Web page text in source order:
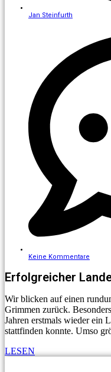
Jan Steinfurth
Keine Kommentare
Erfolgreicher
Wir blicken auf einen
Grimmen zurück.
Jahren erstmals wieder ein
stattfinden konnte. Umso
LESEN